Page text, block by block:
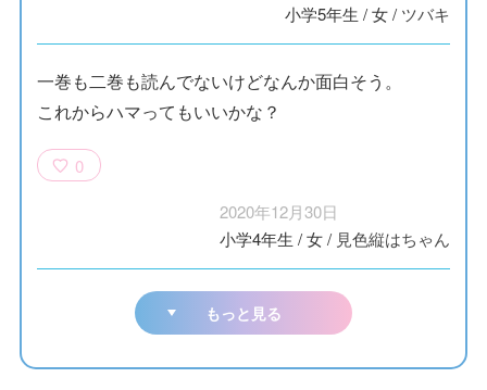
小学5年生 /女/ ツバキ
一巻も二巻も読んでないけどなんか面白そう。
これからハマってもいいかな？
0
2020年12月30日
小学4年生 /女/ 見色縦はちゃん
もっと見る